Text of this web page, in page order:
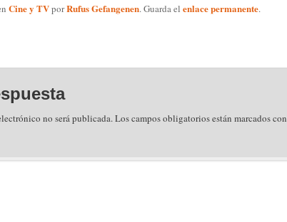
Cine y TVporRufus Gefangenen. Guarda el enlace permanente.
no será publicada.Los campos obligatorios están marcados con